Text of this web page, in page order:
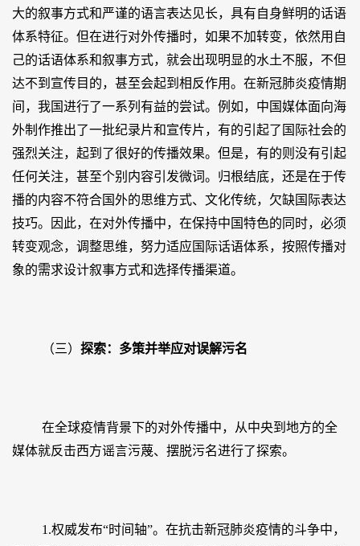
大的叙事方式和严谨的语言表达见长，具有自身鲜明的话语
体系特征。但在进行对外传播时，如果不加转变，依然用自
己的话语体系和叙事方式，就会出现明显的水土不服，不但
达不到宣传目的，甚至会起到相反作用。在新冠肺炎疫情期
间，我国进行了一系列有益的尝试。例如，中国媒体面向海
外制作推出了一批纪录片和宣传片，有的引起了国际社会的
强烈关注，起到了很好的传播效果。但是，有的则没有引起
任何关注，甚至个别内容引发微词。归根结底，还是在于传
播的内容不符合国外的思维方式、文化传统，欠缺国际表达
技巧。因此，在对外传播中，在保持中国特色的同时，必须
转变观念，调整思维，努力适应国际话语体系，按照传播对
象的需求设计叙事方式和选择传播渠道。
（三）探索：多策并举应对误解污名
在全球疫情背景下的对外传播中，从中央到地方的全
媒体就反击西方谣言污蔑、摆脱污名进行了探索。
1.权威发布“时间轴”。在抗击新冠肺炎疫情的斗争中，